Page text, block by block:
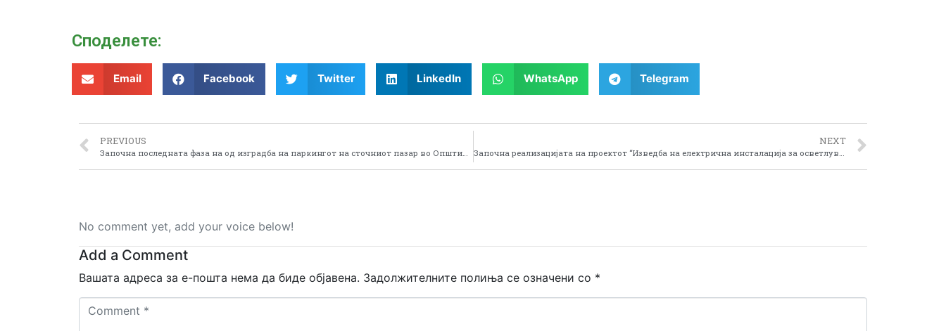
Споделeте:
Email Facebook Twitter LinkedIn WhatsApp Telegram
PREVIOUS NEXT
No comment yet, add your voice below!
Add a Comment
Вашата адреса за е-пошта нема да биде објавена. Задолжителните полиња се означени со *
Comment